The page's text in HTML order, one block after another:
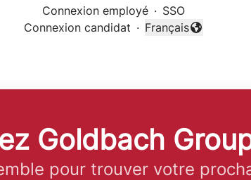
Connexion employé · SSO
Connexion candidat ·
Changer la langue
Français
Goldbach
pour trouver votre